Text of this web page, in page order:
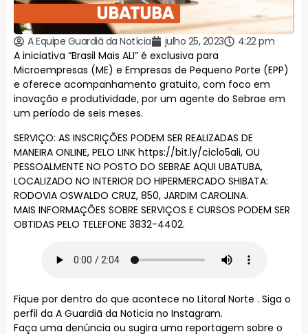
A Equipe Guardiã da Notícia julho 25, 2023
4:22 pm
A iniciativa “Brasil Mais ALI” é exclusiva para
Microempresas (ME) e Empresas de Pequeno Porte (EPP)
e oferece acompanhamento gratuito, com foco em
inovação e produtividade, por um agente do Sebrae em
um período de seis meses.
SERVIÇO: AS INSCRIÇÕES PODEM SER REALIZADAS DE
MANEIRA ONLINE, PELO LINK https://bit.ly/ciclo5ali, OU
PESSOALMENTE NO POSTO DO SEBRAE AQUI UBATUBA,
LOCALIZADO NO INTERIOR DO HIPERMERCADO SHIBATA:
RODOVIA OSWALDO CRUZ, 850, JARDIM CAROLINA.
MAIS INFORMAÇÕES SOBRE SERVIÇOS E CURSOS PODEM SER
OBTIDAS PELO TELEFONE 3832-4402.
Fique por dentro do que acontece no Litoral Norte . Siga o
perfil da A Guardiã da Noticia no Instagram.
Faça uma denúncia ou sugira uma reportagem sobre o